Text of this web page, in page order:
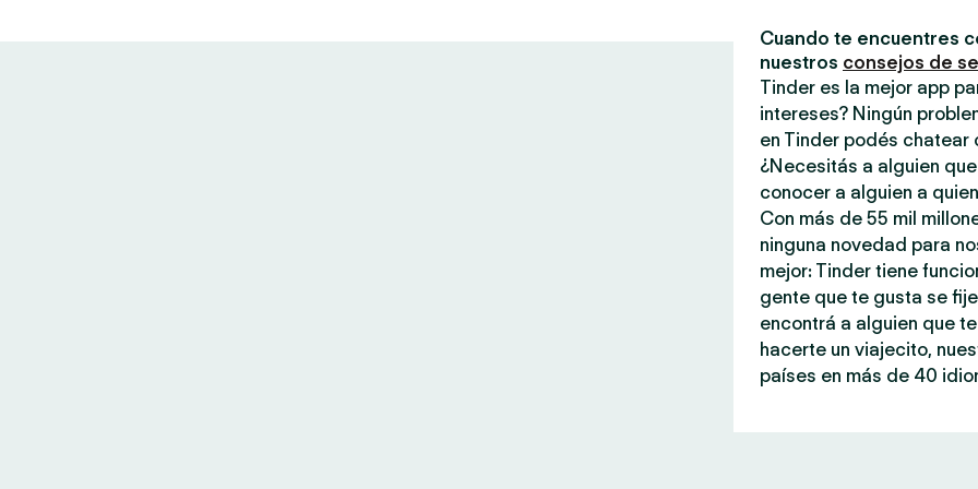
Cuando te encuentres
nuestros consejos de
Tinder es la mejor app
intereses? Ningún
en Tinder podés chatear
¿Necesitás a alguien
conocer a alguien a
Con más de 55 mil
ninguna novedad para
mejor: Tinder tiene
gente que te gusta se
encontrá a alguien que
hacerte un viajecito,
países en más de 40